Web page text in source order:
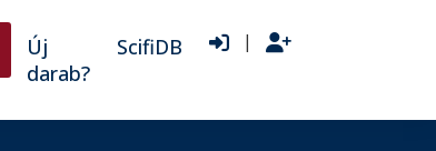
Új
darab?
ScifiDB |